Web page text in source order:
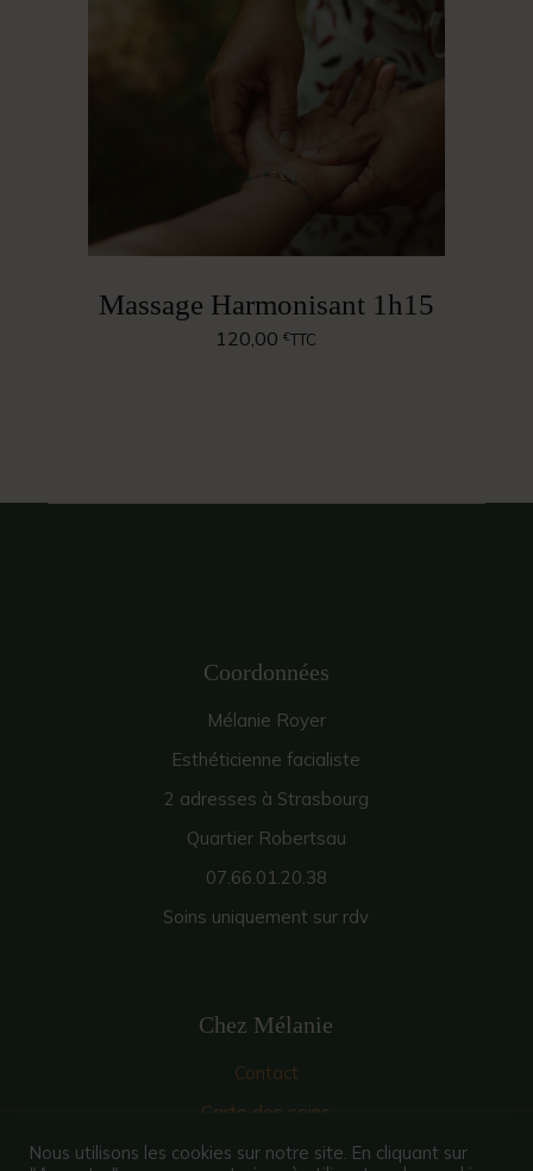
Massage Harmonisant 1h15
120,00€TTC
Coordonnées
Mélanie Royer
Esthéticienne facialiste
2 adresses à Strasbourg
Quartier Robertsau
07.66.01.20.38
Soins uniquement sur rdv
Chez Mélanie
Contact
Carte des soins
Prendre rdv en ligne
Nous utilisons les cookies sur notre site. En cliquant sur